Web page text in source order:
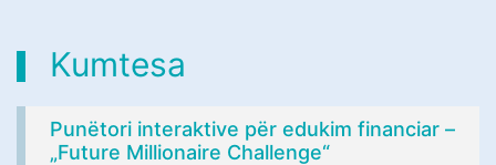
Kumtesa
Punëtori interaktive për edukim financiar –
„Future Millionaire Challenge“